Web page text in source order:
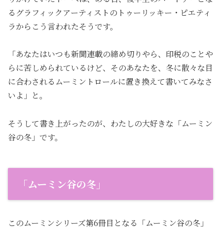
るグラフィックアーティストのトゥーリッキー・ピエティ
ラからこう言われたそうです。
「あなたはいつも新聞連載の締め切りやら、印税のことや
らに苦しめられているけど、そのあなたを、冬に散々な目
に合わされるムーミントロールに置き換えて書いてみなさ
いよ」と。
そうして書き上がったのが、わたしの大好きな「ムーミン
谷の冬」です。
「ムーミン谷の冬」
このムーミンシリーズ第6冊目となる「ムーミン谷の冬」